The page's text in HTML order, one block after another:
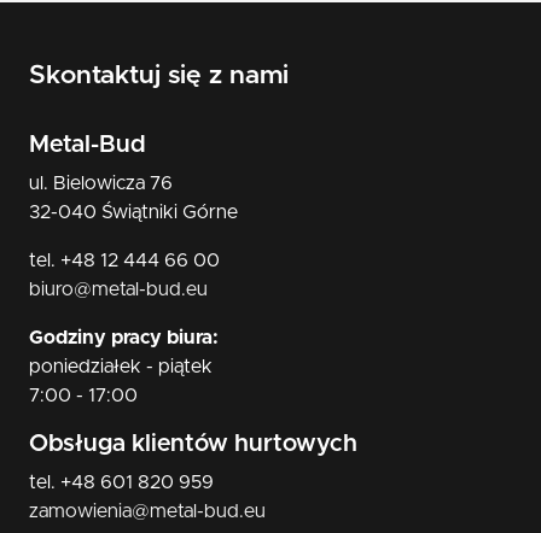
Skontaktuj się z nami
Metal-Bud
ul. Bielowicza 76
32-040 Świątniki Górne
tel. +48 12 444 66 00
biuro@metal-bud.eu
Godziny pracy biura:
poniedziałek - piątek
7:00 - 17:00
Obsługa klientów hurtowych
tel. +48 601 820 959
zamowienia@metal-bud.eu